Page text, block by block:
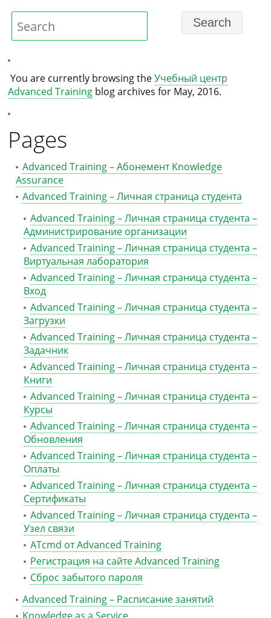
You are currently browsing theУчебный центр
Advanced Training blog archives for May, 2016.
Pages
Advanced Training – Абонемент Knowledge
Assurance
Advanced Training – Личная страница студента
Advanced Training – Личная страница студента –
Администрирование организации
Advanced Training – Личная страница студента –
Виртуальная лаборатория
Advanced Training – Личная страница студента –
Вход
Advanced Training – Личная страница студента –
Загрузки
Advanced Training – Личная страница студента –
Задачник
Advanced Training – Личная страница студента –
Книги
Advanced Training – Личная страница студента –
Курсы
Advanced Training – Личная страница студента –
Обновления
Advanced Training – Личная страница студента –
Оплаты
Advanced Training – Личная страница студента –
Сертификаты
Advanced Training – Личная страница студента –
Узел связи
ATcmd от Advanced Training
Регистрация на сайте Advanced Training
Сброс забытого пароля
Advanced Training – Расписание занятий